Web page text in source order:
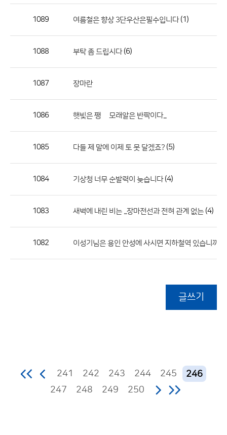
록
공
1089 여름철은 향상 3단우산은필수입니다(1)
1088 부탁 좀 드립시다(6)
1087 장마란
1086 햇빛은 쨍쩅 모래알은 반짝이다...
1085 다들 제 말에 이제 토 못 달겠죠? (5)
1084 기상청 너무 순발력이 늦습니다(4)
1083 새벽에 내린 비는 ...장마전선과 전혀 관계 없는 (4)
1082 이성기님은 용인 안성에 사시면 지하철역 있습니까?
글쓰기
241 242 243 244 245
246
247
248 249 250